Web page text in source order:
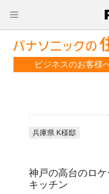
ビジネスのお客様
兵庫県 K様邸
神戸の高台のロ
キッチン